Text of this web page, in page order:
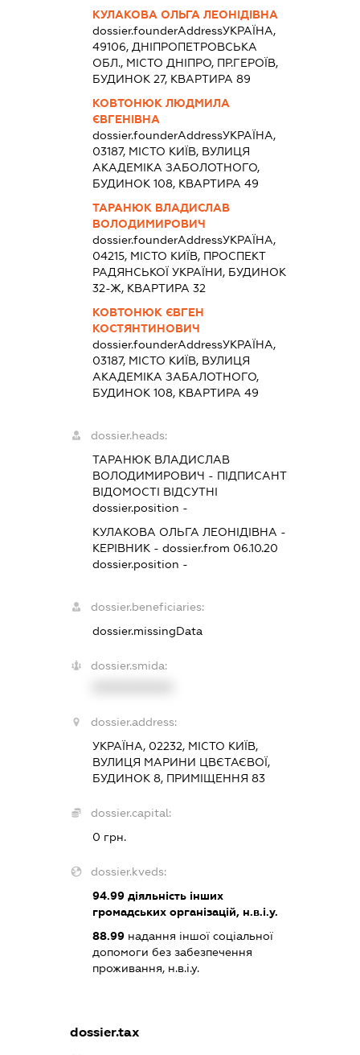
КУЛАКОВА ОЛЬГА ЛЕОНІДІВНА
dossier.founderAddressУКРАЇНА,
49106, ДНІПРОПЕТРОВСЬКА
ОБЛ., МІСТО ДНІПРО, ПР.ГЕРОЇВ,
БУДИНОК 27, КВАРТИРА 89
КОВТОНЮК ЛЮДМИЛА
ЄВГЕНІВНА
dossier.founderAddressУКРАЇНА,
03187, МІСТО КИЇВ, ВУЛИЦЯ
АКАДЕМІКА ЗАБОЛОТНОГО,
БУДИНОК 108, КВАРТИРА 49
ТАРАНЮК ВЛАДИСЛАВ
ВОЛОДИМИРОВИЧ
dossier.founderAddressУКРАЇНА,
04215, МІСТО КИЇВ, ПРОСПЕКТ
РАДЯНСЬКОЇ УКРАЇНИ, БУДИНОК
32-Ж, КВАРТИРА 32
КОВТОНЮК ЄВГЕН
КОСТЯНТИНОВИЧ
dossier.founderAddressУКРАЇНА,
03187, МІСТО КИЇВ, ВУЛИЦЯ
АКАДЕМІКА ЗАБАЛОТНОГО,
БУДИНОК 108, КВАРТИРА 49
dossier.heads:
ТАРАНЮК ВЛАДИСЛАВ
ВОЛОДИМИРОВИЧ - ПІДПИСАНТ
ВІДОМОСТІ ВІДСУТНІ
dossier.position -
КУЛАКОВА ОЛЬГА ЛЕОНІДІВНА -
КЕРІВНИК - dossier.from 06.10.20
dossier.position -
dossier.beneficiaries:
dossier.missingData
dossier.smida:
dossier.address:
УКРАЇНА, 02232, МІСТО КИЇВ,
ВУЛИЦЯ МАРИНИ ЦВЄТАЄВОЇ,
БУДИНОК 8, ПРИМІЩЕННЯ 83
dossier.capital:
0 грн.
dossier.kveds:
94.99діяльність інших
громадських організацій, н.в.і.у.
88.99надання іншої соціальної
допомоги без забезпечення
проживання, н.в.і.у.
dossier.tax